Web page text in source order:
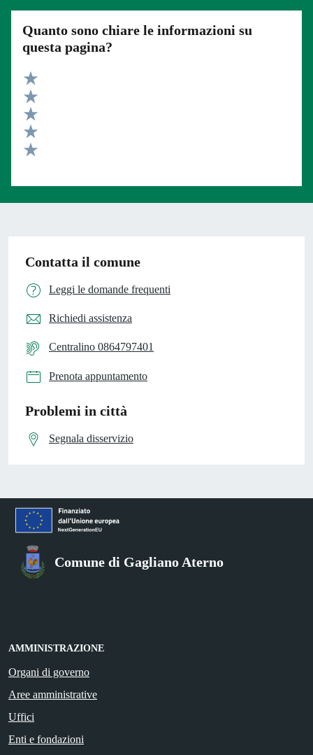
Quanto sono chiare le informazioni su
questa pagina?
Valuta 5 stelle su 5
Valuta 4 stelle su 5
Valuta 3 stelle su 5
Valuta 2 stelle su 5
Contatta il comune
Leggi le domande frequenti
Richiedi assistenza
Centralino 0864797401
Prenota appuntamento
Problemi in città
Segnala disservizio
Comune di Gagliano Aterno
AMMINISTRAZIONE
Organi di governo
Aree amministrative
Uffici
Enti e fondazioni